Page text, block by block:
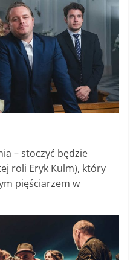
– stoczyć będzie
roli Eryk Kulm), który
pięściarzem w